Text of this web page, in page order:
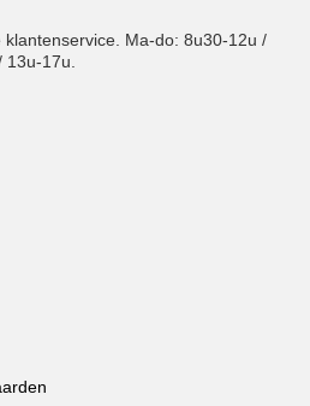
Ma-do: 8u30-12u /
17u.